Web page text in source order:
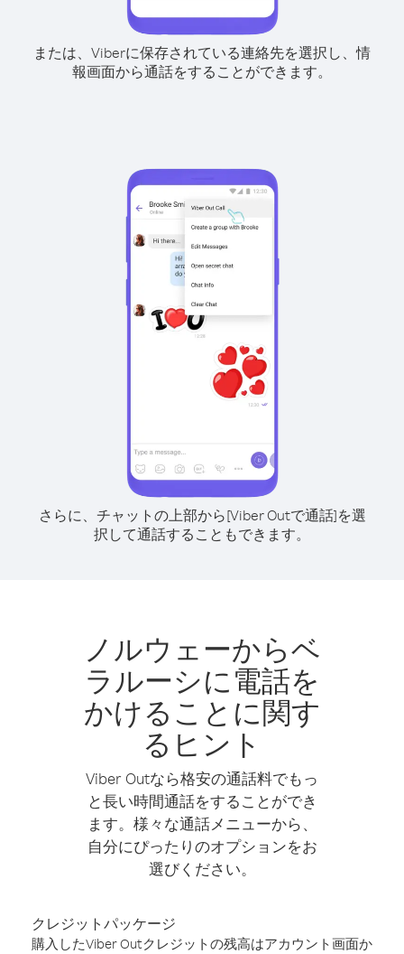
または、Viberに保存されている連絡先を選択し、情
報画面から通話をすることができます。
さらに、チャットの上部から[Viber Outで通話]を選
択して通話することもできます。
ノルウェーからベ
ラルーシに電話を
かけることに関す
るヒント
Viber Outなら格安の通話料でもっ
と長い時間通話をすることができ
ます。様々な通話メニューから、
自分にぴったりのオプションをお
選びください。
クレジットパッケージ
購入したViber Outクレジットの残高はアカウント画面か